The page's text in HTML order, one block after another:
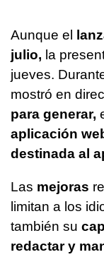
Aunque el
julio, la
jueves.
mostró en
para generar,
aplicación
destinada al
Las mejoras
limitan a los
también su
redactar y